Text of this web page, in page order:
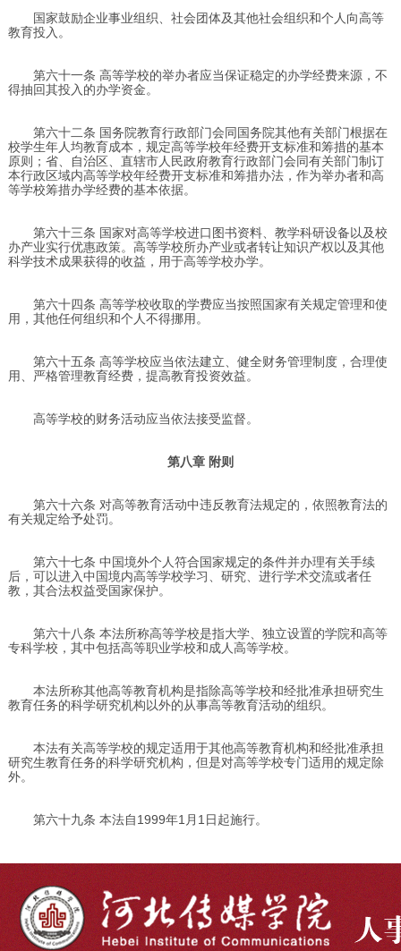
国家鼓励企业事业组织、社会团体及其他社会组织和个人向高等
教育投入。
第六十一条 高等学校的举办者应当保证稳定的办学经费来源，不
得抽回其投入的办学资金。
第六十二条 国务院教育行政部门会同国务院其他有关部门根据在
校学生年人均教育成本，规定高等学校年经费开支标准和筹措的基本
原则；省、自治区、直辖市人民政府教育行政部门会同有关部门制订
本行政区域内高等学校年经费开支标准和筹措办法，作为举办者和高
等学校筹措办学经费的基本依据。
第六十三条 国家对高等学校进口图书资料、教学科研设备以及校
办产业实行优惠政策。高等学校所办产业或者转让知识产权以及其他
科学技术成果获得的收益，用于高等学校办学。
第六十四条 高等学校收取的学费应当按照国家有关规定管理和使
用，其他任何组织和个人不得挪用。
第六十五条 高等学校应当依法建立、健全财务管理制度，合理使
用、严格管理教育经费，提高教育投资效益。
高等学校的财务活动应当依法接受监督。
第八章 附则
第六十六条 对高等教育活动中违反教育法规定的，依照教育法的
有关规定给予处罚。
第六十七条 中国境外个人符合国家规定的条件并办理有关手续
后，可以进入中国境内高等学校学习、研究、进行学术交流或者任
教，其合法权益受国家保护。
第六十八条 本法所称高等学校是指大学、独立设置的学院和高等
专科学校，其中包括高等职业学校和成人高等学校。
本法所称其他高等教育机构是指除高等学校和经批准承担研究生
教育任务的科学研究机构以外的从事高等教育活动的组织。
本法有关高等学校的规定适用于其他高等教育机构和经批准承担
研究生教育任务的科学研究机构，但是对高等学校专门适用的规定除
外。
第六十九条 本法自1999年1月1日起施行。